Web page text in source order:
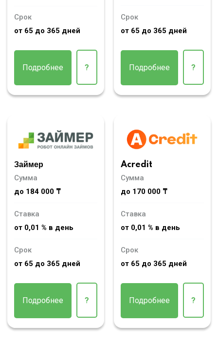
Срок
от 65 до 365 дней
Подробнее ?
Срок
от 65 до 365 дней
Подробнее ?
Займер
Сумма
до 184 000 ₸
Ставка
от 0,01 % в день
Срок
от 65 до 365 дней
Подробнее ?
Acredit
Сумма
до 170 000 ₸
Ставка
от 0,01 % в день
Срок
от 65 до 365 дней
Подробнее ?